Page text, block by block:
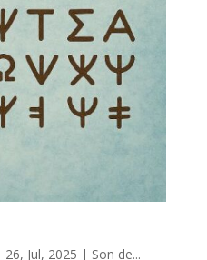
26, Jul, 2025 | Son de...